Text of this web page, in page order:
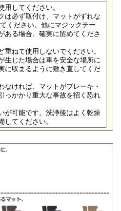
用してください。
は必ず取付け、マットがずれな
ください。他にマジックテー
ある場合、確実に留めてくださ
重ねて使用しないでください。
生じた場合は車を安全な場所に
に収まるように敷き直してくだ
なければ、マットがブレーキ・
っかかり重大な事故を招く恐れ
が可能です。洗浄後はよく乾燥
してください。